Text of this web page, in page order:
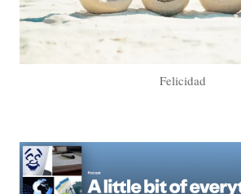
Felicidad